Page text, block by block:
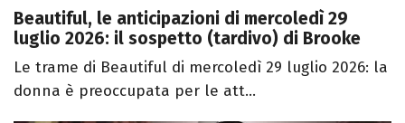
Beautiful, le anticipazioni di mercoledì 29
luglio 2026: il sospetto (tardivo) di Brooke
Le trame di Beautiful di mercoledì 29 luglio 2026: la
donna è preoccupata per le att...